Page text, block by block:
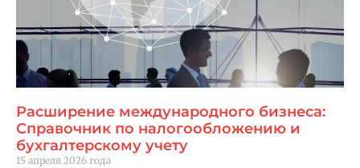
Расширение международного бизнеса:
Справочник по налогообложению и
бухгалтерскому учету
15 апреля 2026 года